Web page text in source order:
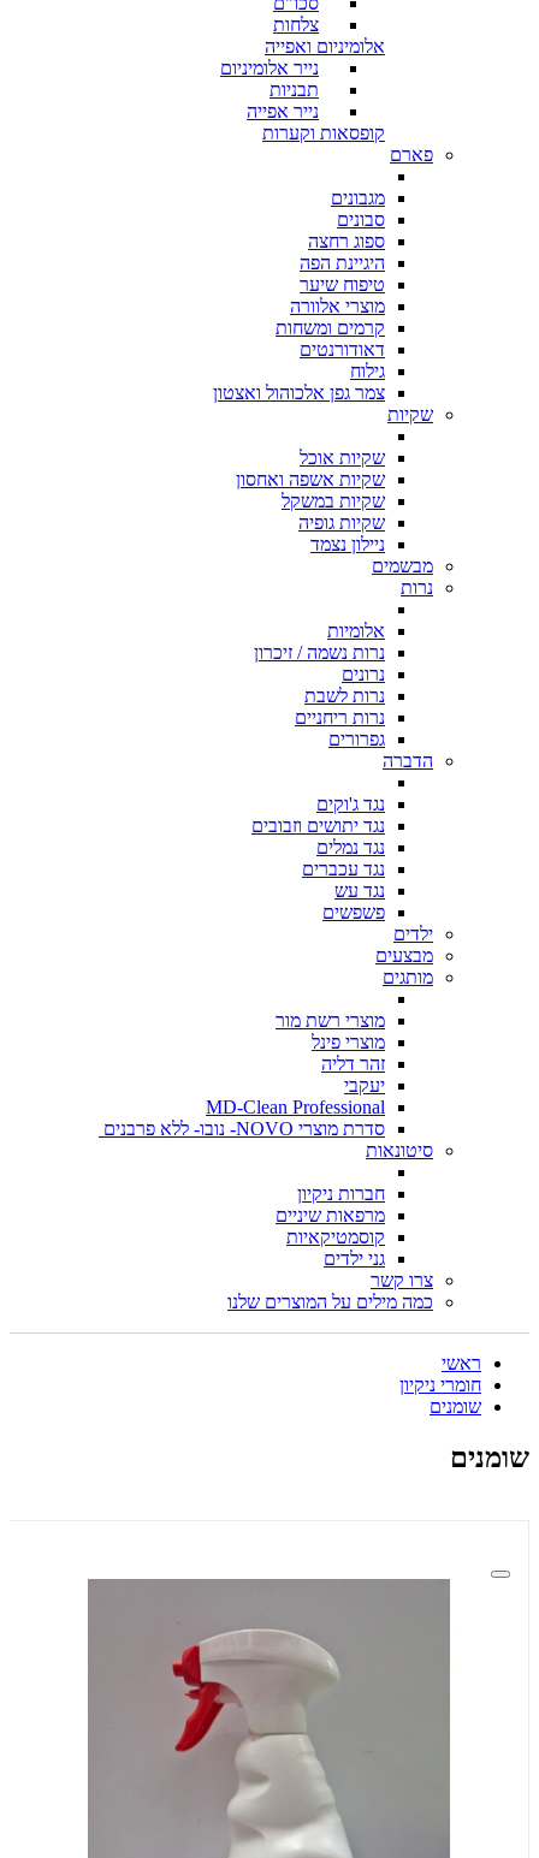
צלחות
אלומיניום ואפייה
נייר אלומיניום
תבניות
נייר אפייה
קופסאות וקערות
פארם
מגבונים
סבונים
ספוג רחצה
היגיינת הפה
טיפוח שיער
מוצרי אלוורה
קרמים ומשחות
דאודורנטים
גילוח
צמר גפן אלכוהול ואצטון
שקיות
שקיות אוכל
שקיות אשפה ואחסון
שקיות במשקל
שקיות גופיה
ניילון נצמד
מבשמים
נרות
אלומיות
נרות נשמה / זיכרון
נרונים
נרות לשבת
נרות ריחניים
גפרורים
הדברה
נגד ג'וקים
נגד יתושים וזבובים
נגד נמלים
נגד עכברים
נגד עש
פשפשים
ילדים
מבצעים
מותגים
מוצרי רשת מור
מוצרי פינל
זהר דליה
יעקבי
MD-Clean Professional
סדרת מוצרי NOVO- נובו- ללא פרבנים
סיטונאות
חברות ניקיון
מרפאות שיניים
קוסמטיקאיות
גני ילדים
צרו קשר
כמה מילים על המוצרים שלנו
ראשי
חומרי ניקיון
שומנים
שומנים